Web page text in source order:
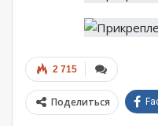
2 715
Поделиться